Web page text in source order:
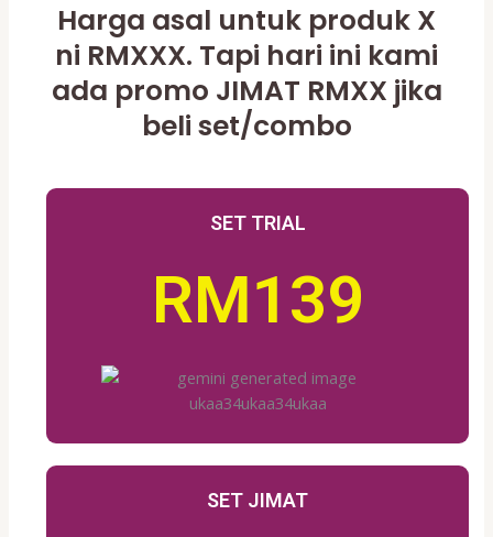
Harga asal untuk produk X
ni RMXXX. Tapi hari ini kami
ada promo JIMAT RMXX jika
beli set/combo
SET TRIAL
RM139
SET JIMAT